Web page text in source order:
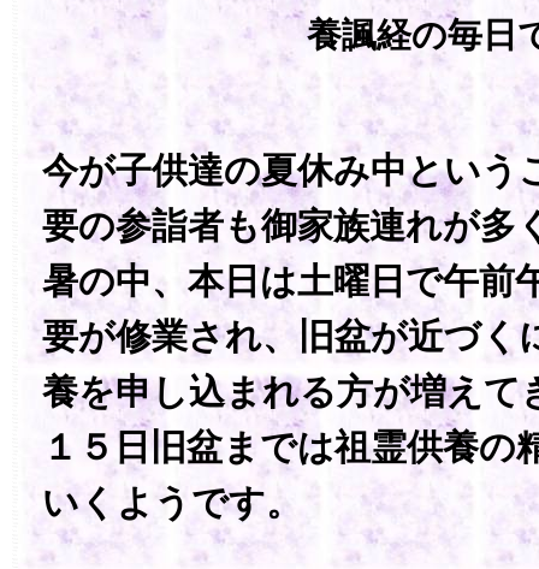
養諷経の毎日
今が子供達の夏休み中という
要の参詣者も御家族連れが多
暑の中、本日は土曜日で午前
要が修業され、旧盆が近づく
養を申し込まれる方が増えて
１５日旧盆までは祖霊供養の
いくようです。